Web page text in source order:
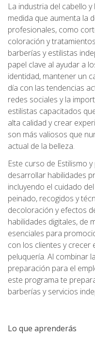
La industria del cabello
medida que aumenta la
profesionales, como
coloración y
barberías y estilistas
papel clave al ayudar a
identidad, mantener un
día con las tendencias
redes sociales y la
estilistas capacitados
alta calidad y crear
son más valiosos que
actual de la belleza.
Este curso de Estilismo
desarrollar habilidades
incluyendo el cuidado
peinado, recogidos y
decoloración y efectos
habilidades digitales, de
esenciales para
con los clientes y crecer
peluquería. Al combinar
preparación para el
este programa te
barberías y servicios
Lo que aprenderás